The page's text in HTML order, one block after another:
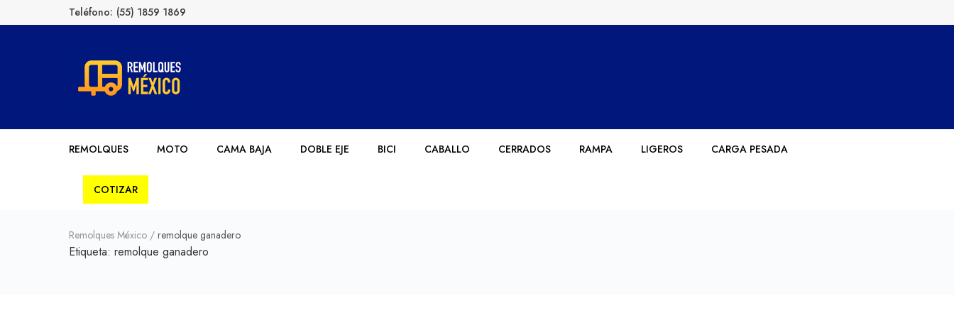
Teléfono: (55) 1859 1869
Remolques México
REMOLQUES MOTO CAMA BAJA DOBLE EJE BICI CABALLO CERRADOS RAMPA LIGEROS CARGA PESADA
COTIZAR
Remolques México / remolque ganadero
Etiqueta: remolque ganadero